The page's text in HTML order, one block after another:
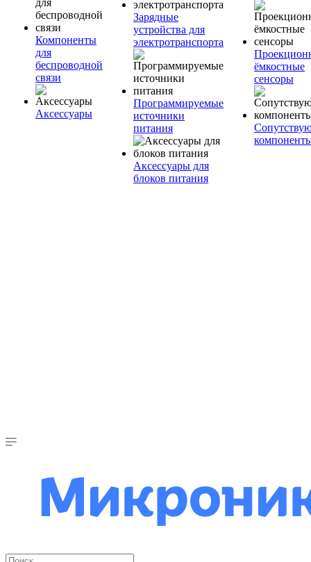
Компоненты
для
беспроводной
связи
Аксессуары
Зарядные
устройства для
электротранспорта
Программируемые
источники
питания
Аксессуары для
блоков питания
ёмкостные
сенсоры